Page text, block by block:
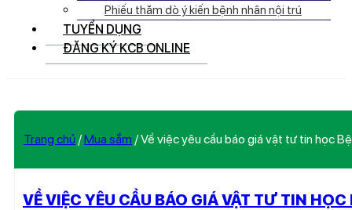
Phiếu thăm dò ý kiến bệnh nhân nội trú
TUYỂN DỤNG
ĐĂNG KÝ KCB ONLINE
Trang chủ /Mua sắm /Về việc yêu cầu báo giá vật tư tin học
VỀ VIỆC YÊU CẦU BÁO GIÁ VẬT TƯ TIN